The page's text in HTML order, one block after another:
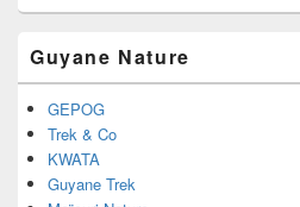
Guyane Nature
GEPOG
Trek & Co
KWATA
Guyane Trek